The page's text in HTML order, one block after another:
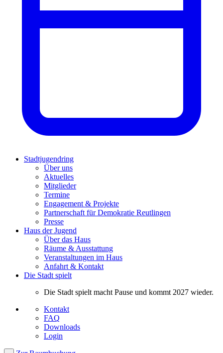
Stadtjugendring
Über uns
Aktuelles
Mitglieder
Termine
Engagement & Projekte
Partnerschaft für Demokratie Reutlingen
Presse
Haus der Jugend
Über das Haus
Räume & Ausstattung
Veranstaltungen im Haus
Anfahrt & Kontakt
Die Stadt spielt
Die Stadt spielt macht Pause und kommt 2027 wieder.
Kontakt
FAQ
Downloads
Login